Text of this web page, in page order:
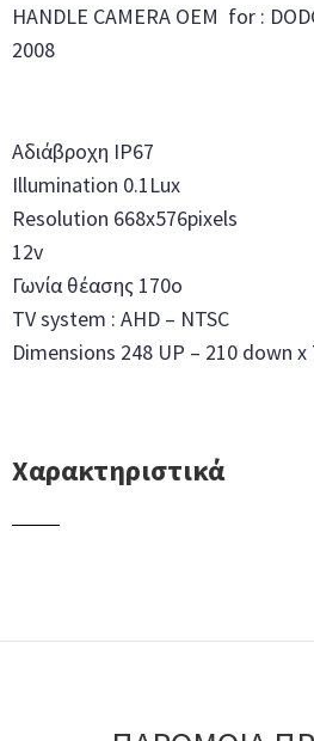
HANDLE CAMERA OEM for :
2008
Αδιάβροχη IP67
Illumination 0.1Lux
Resolution 668x576pixels
12v
Γωνία θέασης 170o
TV system : AHD – NTSC
Dimensions 248 UP – 210 down x
Χαρακτηριστικά